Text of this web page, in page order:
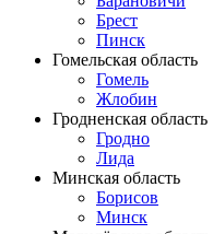
Брест
Пинск
Гомельская область
Гомель
Жлобин
Гродненская область
Гродно
Лида
Минская область
Борисов
Минск